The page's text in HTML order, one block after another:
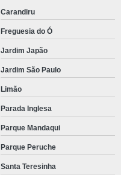
Carandiru
Freguesia do Ó
Jardim Japão
Jardim São Paulo
Limão
Parada Inglesa
Parque Mandaqui
Parque Peruche
Santa Teresinha